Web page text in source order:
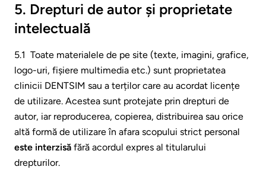
5. Drepturi de autor și proprietate
intelectuală
5.1 Toate materialele de pe site (texte, imagini, grafice,
logo-uri, fișiere multimedia etc.) sunt proprietatea
clinicii DENTSIM sau a terților care au acordat licențe
de utilizare. Acestea sunt protejate prin drepturi de
autor, iar reproducerea, copierea, distribuirea sau orice
altă formă de utilizare în afara scopului strict personal
este interzisă fără acordul expres al titularului
drepturilor.